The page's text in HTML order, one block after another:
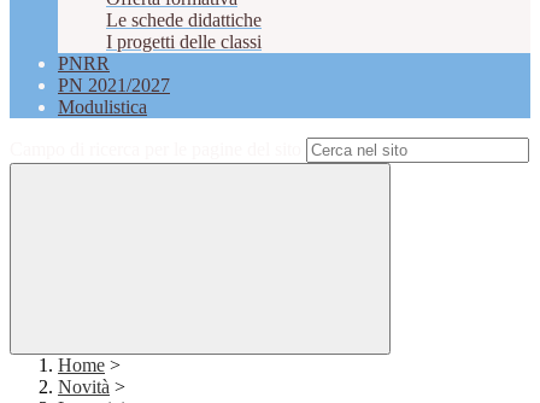
Le schede didattiche
I progetti delle classi
PNRR
PN 2021/2027
Modulistica
Home >
Novità >